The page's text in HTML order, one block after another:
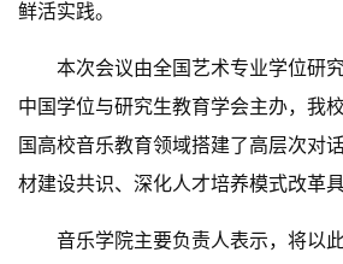
鲜活实践。
本次会议由全国艺术专业学位研
中国学位与研究生教育学会主办，我
国高校音乐教育领域搭建了高层次对
材建设共识、深化人才培养模式改革
音乐学院主要负责人表示，将以